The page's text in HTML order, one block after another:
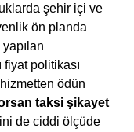
şehir içi ve
ön planda
politikası
ödün
taksi şikayet
de ciddi ölçüde